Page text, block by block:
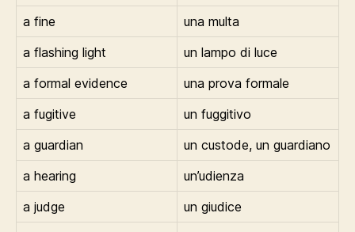
a fine
una multa
a flashing light
un lampo di luce
a formal evidence
una prova formale
a fugitive
un fuggitivo
a guardian
un custode, un guardiano
a hearing
un’udienza
a judge
un giudice